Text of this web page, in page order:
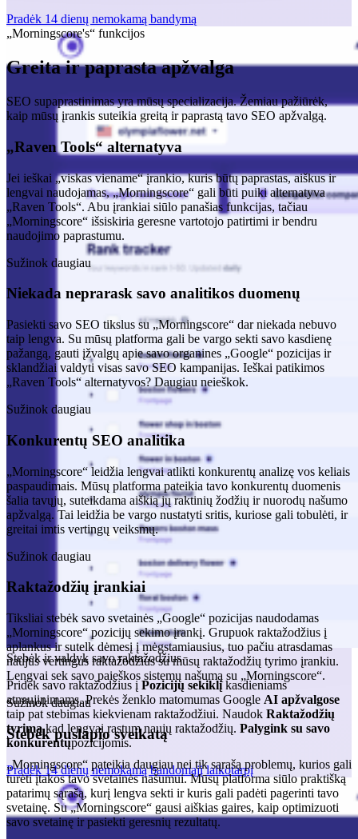
Pradėk 14 dienų nemokamą bandymą
Stebėk ir valdyk savo raktažodžius
Pridėk savo raktažodžius į Pozicijų sekiklįkasdieniams
atnaujinimams. Prekės ženklo matomumas Google AI apžvalgose
taip pat stebimas kiekvienam raktažodžiui. Naudok Raktažodžių
tyrimąkad lengvai rastum naujų raktažodžių. Palygink su savo
konkurentųpozicijomis.
Pradėk 14 dienų nemokamą bandomąjį laikotarpį
„Morningscore's“ funkcijos
Greita ir paprasta apžvalga
SEO supaprastinimas yra mūsų specializacija. Žemiau pažiūrėk,
kaip mūsų įrankis suteikia greitą ir paprastą tavo SEO apžvalgą.
„Raven Tools“ alternatyva
Jei ieškai „viskas viename“ įrankio, kuris būtų paprastas, aiškus ir
lengvai naudojamas, „Morningscore“ gali būti puiki alternatyva
„Raven Tools“. Abu įrankiai siūlo panašias funkcijas, tačiau
„Morningscore“ išsiskiria geresne vartotojo patirtimi ir bendru
naudojimo paprastumu.
Sužinok daugiau
Niekada neprarask savo analitikos duomenų
Pasiekti savo SEO tikslus su „Morningscore“ dar niekada nebuvo
taip lengva. Su mūsų platforma gali be vargo sekti savo kasdienę
pažangą, gauti įžvalgų apie savo organines „Google“ pozicijas ir
sklandžiai valdyti visas savo SEO kampanijas. Ieškai patikimos
„Raven Tools“ alternatyvos? Daugiau neieškok.
Sužinok daugiau
Konkurentų SEO analitika
„Morningscore“ leidžia lengvai atlikti konkurentų analizę vos keliais
paspaudimais. Mūsų platforma pateikia tavo konkurentų duomenis
šalia tavųjų, suteikdama aiškią jų raktinių žodžių ir nuorodų našumo
apžvalgą. Tai leidžia be vargo nustatyti sritis, kuriose gali tobulėti, ir
greitai imtis vertingų veiksmų.
Sužinok daugiau
Raktažodžių įrankiai
Tiksliai stebėk savo svetainės „Google“ pozicijas naudodamas
„Morningscore“ pozicijų sekimo įrankį. Grupuok raktažodžius į
aplankus ir sutelk dėmesį į mėgstamiausius, tuo pačiu atrasdamas
naujus vertingus raktažodžius su mūsų raktažodžių tyrimo įrankiu.
Lengvai sek savo paieškos sistemų našumą su „Morningscore“.
Sužinok daugiau
Stebėk puslapio sveikatą
„Morningscore“ pateikia daugiau nei tik sąrašą problemų, kurios gali
turėti įtakos tavo svetainės našumui. Mūsų platforma siūlo praktišką
patarimų sąrašą, kurį lengva sekti ir kuris gali padėti pagerinti tavo
svetainę. Su „Morningscore“ gausi aiškias gaires, kaip optimizuoti
savo svetainę ir pasiekti geresnių rezultatų.